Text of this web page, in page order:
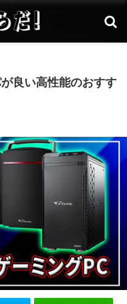
良い高性能のおすす